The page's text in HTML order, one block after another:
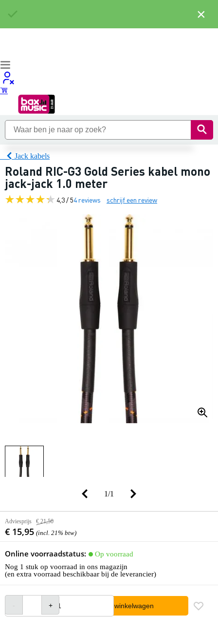
Jack kabels
Roland RIC-G3 Gold Series kabel mono
jack-jack 1.0 meter
4,3 / 54 reviews schrijf een review
1/1
Adviesprijs € 21,50
€ 15,95 (incl. 21% btw)
Online voorraadstatus:
Op voorraad
Nog 1 stuk op voorraad in ons magazijn
(en extra voorraad beschikbaar bij de leverancier)
In winkelwagen
×